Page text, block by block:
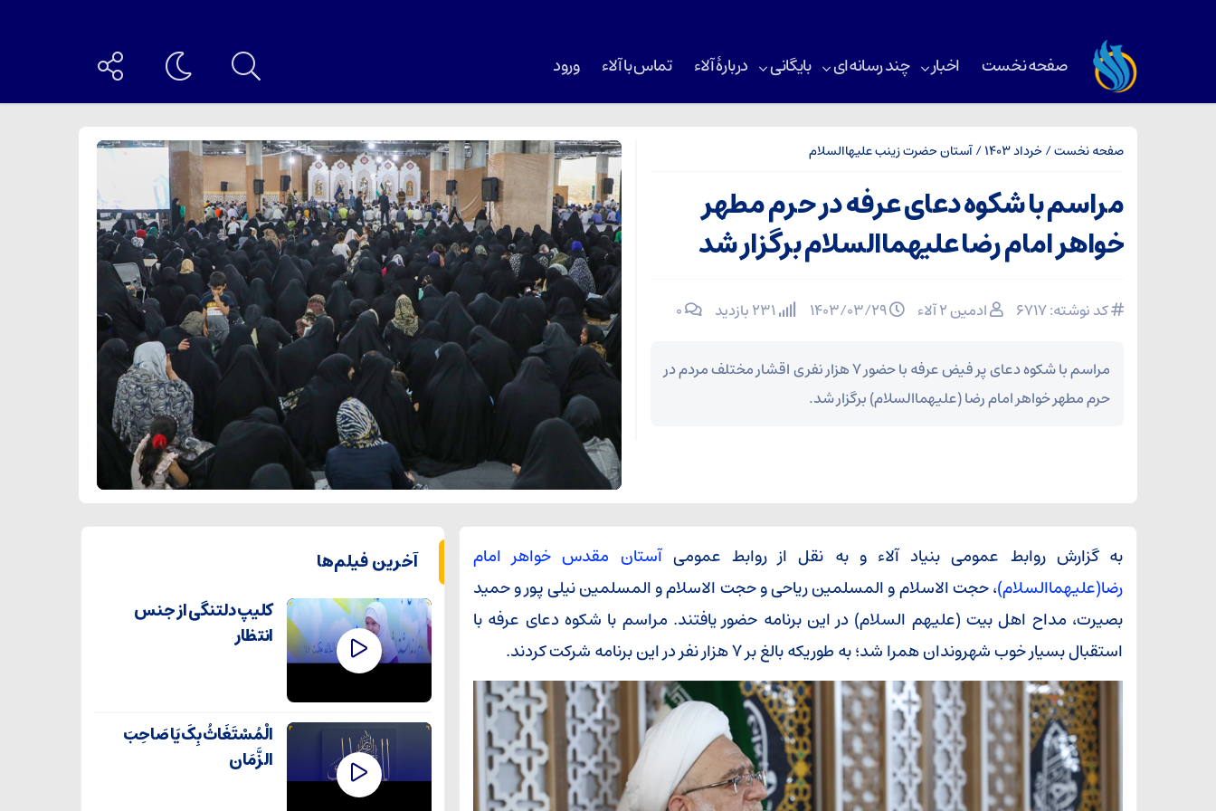
صفحه نخست اخبار چند رسانه‌ای بایگانی دربارۀ آلاء تماس با آلاء ورود
صفحه نخست/خرداد 1403 /آستان حضرت زینب علیهاالسلام
مراسم با شکوه دعای عرفه در حرم مطهر
خواهر امام رضا علیهماالسلام برگزار شد
کد نوشته: 6717 ادمین ۲ آلاء ۰
مراسم با شکوه دعای پر فیض عرفه با حضور ۷ هزار نفری اقشار مختلف مردم در
حرم مطهر خواهر امام رضا (علیهماالسلام) برگزار شد.
به گزارش روابط عمومی بنیاد آلاء و به نقل از روابط عمومیآستان مقدس خواهر امام
رضا(علیهماالسلام)، حجت الاسلام و المسلمین ریاحی و حجت الاسلام و المسلمین نیلی پور و حمید
بصیرت، مداح اهل بیت (علیهم السلام) در این برنامه حضور یافتند. مراسم با شکوه دعای عرفه با
استقبال بسیار خوب شهروندان همرا شد؛ به طوریکه بالغ بر ۷ هزار نفر در این برنامه شرکت کردند.
آخرین فیلم‌ها
کلیپ دلتنگی از جنس
انتظار
الْمُسْتَغَاثُ بِکَ یَا صَاحِبَ
الزَّمَان